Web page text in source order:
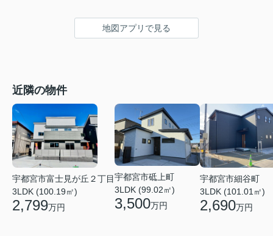
地図アプリで見る
近隣の物件
宇都宮市富士見が丘２丁目
3LDK (100.19㎡)
2,799万円
宇都宮市砥上町
3LDK (99.02㎡)
3,500万円
宇都宮市細谷町
3LDK (101.01㎡)
2,690万円